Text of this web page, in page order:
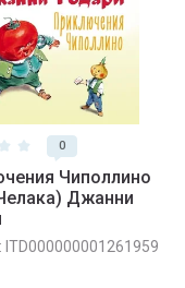
0
Чиполлино
Джанни
ITD000000001261959